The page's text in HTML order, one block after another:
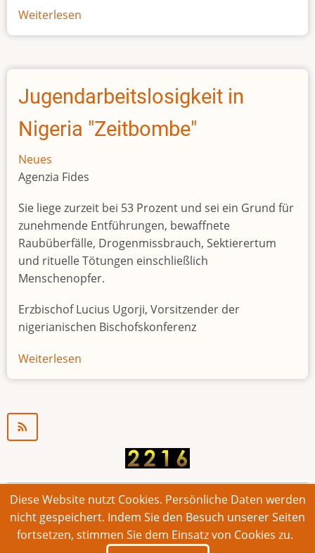
Weiterlesen
Afrikas
Größe
Jugendarbeitslosigkeit in
Nigeria "Zeitbombe"
Neues
Agenzia Fides
Sie liege zurzeit bei 53 Prozent und sei ein Grund für
zunehmende Entführungen, bewaffnete
Raubüberfälle, Drogenmissbrauch, Sektierertum
und rituelle Tötungen einschließlich
Menschenopfer.
Erzbischof Lucius Ugorji, Vorsitzender der
nigerianischen Bischofskonferenz
Weiterlesen
Jugendarbeitslosigkeit
© 2026 Bonner Aufruf. Alle Rechte vorbehalten.
Footer
Impressum Kontakt Intern
Diese Website nutzt Cookies. Persönliche Daten werden
nicht gespeichert. Indem Sie den Besuch unserer Seiten
fortsetzen, stimmen Sie dem Einsatz von Cookies zu.